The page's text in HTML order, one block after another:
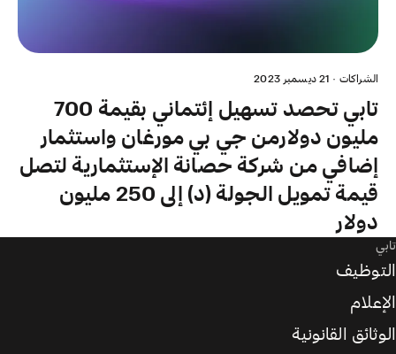
الشراكات · 21 ديسمبر 2023
تابي تحصد تسهيل إئتماني بقيمة 700
مليون دولارمن جي بي مورغان واستثمار
إضافي من شركة حصانة الإستثمارية لتصل
قيمة تمويل الجولة (د) إلى 250 مليون
دولار
تابي
التوظيف
الإعلام
الوثائق القانونية